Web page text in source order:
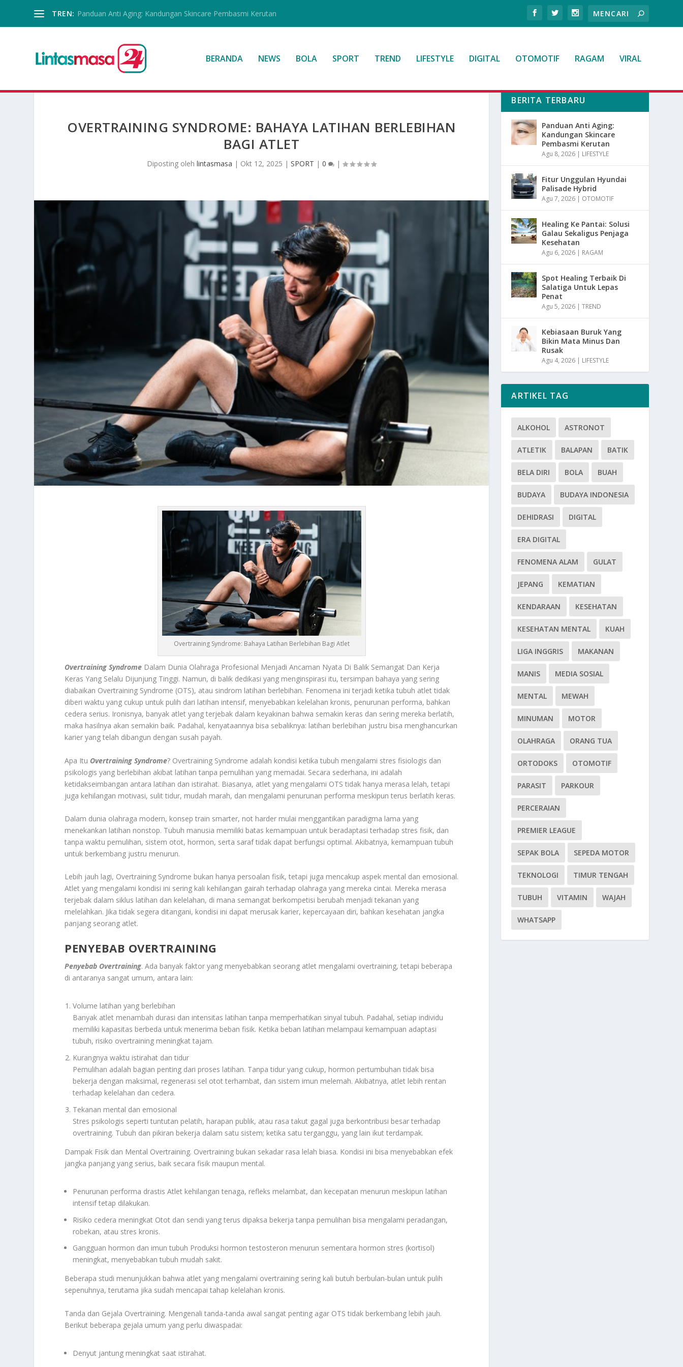
TREN: Panduan Anti Aging: Kandungan Skincare Pembasmi Kerutan
BERANDA NEWS BOLA SPORT TREND LIFESTYLE DIGITAL OTOMOTIF RAGAM VIRAL
OVERTRAINING SYNDROME: BAHAYA LATIHAN BERLEBIHAN
BAGI ATLET
Diposting olehlintasmasa | Okt 12, 2025 |SPORT |0 |
Overtraining Syndrome: Bahaya Latihan Berlebihan Bagi Atlet
Overtraining Syndrome Dalam Dunia Olahraga Profesional Menjadi Ancaman Nyata Di Balik Semangat Dan Kerja
Keras Yang Selalu Dijunjung Tinggi. Namun, di balik dedikasi yang menginspirasi itu, tersimpan bahaya yang sering
diabaikan Overtraining Syndrome (OTS), atau sindrom latihan berlebihan. Fenomena ini terjadi ketika tubuh atlet tidak
diberi waktu yang cukup untuk pulih dari latihan intensif, menyebabkan kelelahan kronis, penurunan performa, bahkan
cedera serius. Ironisnya, banyak atlet yang terjebak dalam keyakinan bahwa semakin keras dan sering mereka berlatih,
maka hasilnya akan semakin baik. Padahal, kenyataannya bisa sebaliknya: latihan berlebihan justru bisa menghancurkan
karier yang telah dibangun dengan susah payah.
Apa Itu Overtraining Syndrome? Overtraining Syndrome adalah kondisi ketika tubuh mengalami stres fisiologis dan
psikologis yang berlebihan akibat latihan tanpa pemulihan yang memadai. Secara sederhana, ini adalah
ketidakseimbangan antara latihan dan istirahat. Biasanya, atlet yang mengalami OTS tidak hanya merasa lelah, tetapi
juga kehilangan motivasi, sulit tidur, mudah marah, dan mengalami penurunan performa meskipun terus berlatih keras.
Dalam dunia olahraga modern, konsep train smarter, not harder mulai menggantikan paradigma lama yang
menekankan latihan nonstop. Tubuh manusia memiliki batas kemampuan untuk beradaptasi terhadap stres fisik, dan
tanpa waktu pemulihan, sistem otot, hormon, serta saraf tidak dapat berfungsi optimal. Akibatnya, kemampuan tubuh
untuk berkembang justru menurun.
Lebih jauh lagi, Overtraining Syndrome bukan hanya persoalan fisik, tetapi juga mencakup aspek mental dan emosional.
Atlet yang mengalami kondisi ini sering kali kehilangan gairah terhadap olahraga yang mereka cintai. Mereka merasa
terjebak dalam siklus latihan dan kelelahan, di mana semangat berkompetisi berubah menjadi tekanan yang
melelahkan. Jika tidak segera ditangani, kondisi ini dapat merusak karier, kepercayaan diri, bahkan kesehatan jangka
panjang seorang atlet.
PENYEBAB OVERTRAINING
Penyebab Overtraining. Ada banyak faktor yang menyebabkan seorang atlet mengalami overtraining, tetapi beberapa
di antaranya sangat umum, antara lain:
Volume latihan yang berlebihan
Banyak atlet menambah durasi dan intensitas latihan tanpa memperhatikan sinyal tubuh. Padahal, setiap individu
memiliki kapasitas berbeda untuk menerima beban fisik. Ketika beban latihan melampaui kemampuan adaptasi
tubuh, risiko overtraining meningkat tajam.
Kurangnya waktu istirahat dan tidur
Pemulihan adalah bagian penting dari proses latihan. Tanpa tidur yang cukup, hormon pertumbuhan tidak bisa
bekerja dengan maksimal, regenerasi sel otot terhambat, dan sistem imun melemah. Akibatnya, atlet lebih rentan
terhadap kelelahan dan cedera.
Tekanan mental dan emosional
Stres psikologis seperti tuntutan pelatih, harapan publik, atau rasa takut gagal juga berkontribusi besar terhadap
overtraining. Tubuh dan pikiran bekerja dalam satu sistem; ketika satu terganggu, yang lain ikut terdampak.
Dampak Fisik dan Mental Overtraining. Overtraining bukan sekadar rasa lelah biasa. Kondisi ini bisa menyebabkan efek
jangka panjang yang serius, baik secara fisik maupun mental.
Penurunan performa drastis Atlet kehilangan tenaga, refleks melambat, dan kecepatan menurun meskipun latihan
intensif tetap dilakukan.
Risiko cedera meningkat Otot dan sendi yang terus dipaksa bekerja tanpa pemulihan bisa mengalami peradangan,
robekan, atau stres kronis.
Gangguan hormon dan imun tubuh Produksi hormon testosteron menurun sementara hormon stres (kortisol)
meningkat, menyebabkan tubuh mudah sakit.
Beberapa studi menunjukkan bahwa atlet yang mengalami overtraining sering kali butuh berbulan-bulan untuk pulih
sepenuhnya, terutama jika sudah mencapai tahap kelelahan kronis.
Tanda dan Gejala Overtraining. Mengenali tanda-tanda awal sangat penting agar OTS tidak berkembang lebih jauh.
Berikut beberapa gejala umum yang perlu diwaspadai:
Denyut jantung meningkat saat istirahat.
BERITA TERBARU
Panduan Anti Aging:
Kandungan Skincare
Pembasmi Kerutan
Agu 8, 2026 | LIFESTYLE
Fitur Unggulan Hyundai
Palisade Hybrid
Agu 7, 2026 | OTOMOTIF
Healing Ke Pantai: Solusi
Galau Sekaligus Penjaga
Kesehatan
Agu 6, 2026 | RAGAM
Spot Healing Terbaik Di
Salatiga Untuk Lepas
Penat
Agu 5, 2026 |TREND
Kebiasaan Buruk Yang
Bikin Mata Minus Dan
Rusak
Agu 4, 2026 | LIFESTYLE
ARTIKEL TAG
ALKOHOL ASTRONOT
ATLETIK BALAPAN BATIK
BELA DIRI BOLA BUAH
BUDAYA BUDAYA INDONESIA
DEHIDRASI DIGITAL
ERA DIGITAL
FENOMENA ALAM GULAT
JEPANG KEMATIAN
KENDARAAN KESEHATAN
KESEHATAN MENTAL KUAH
LIGA INGGRIS MAKANAN
MANIS MEDIA SOSIAL
MENTAL MEWAH
MINUMAN MOTOR
OLAHRAGA ORANG TUA
ORTODOKS OTOMOTIF
PARASIT PARKOUR
PERCERAIAN
PREMIER LEAGUE
SEPAK BOLA SEPEDA MOTOR
TEKNOLOGI TIMUR TENGAH
TUBUH VITAMIN WAJAH
WHATSAPP